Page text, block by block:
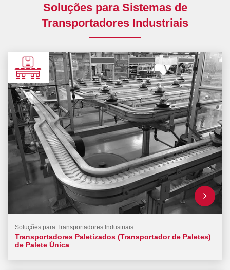
Soluções para Sistemas de
Transportadores Industriais
Soluções para Transportadores Industriais
Transportadores Paletizados (Transportador de Paletes)
de Palete Única